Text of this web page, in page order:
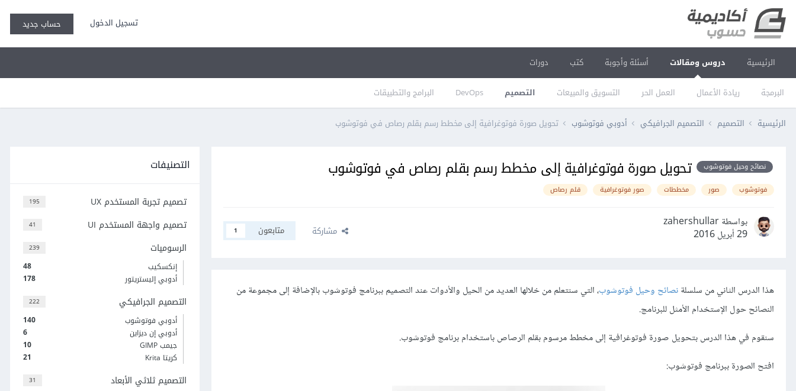
تسجيل الدخول حساب جديد
الرئيسية دروس ومقالات
البرمجة ريادة الأعمال العمل الحر التسويق والمبيعات التصميم DevOps البرامج والتطبيقات
أسئلة وأجوبة كتب دورات
الرئيسية التصميم التصميم الجرافيكي أدوبي فوتوشوب تحويل صورة فوتوغرافية إلى مخطط رسم بقلم رصاص في فوتوشوب
نصائح وحيل فوتوشوب تحويل صورة فوتوغرافية إلى مخطط رسم بقلم رصاص في فوتوشوب
فوتوشوب صور مخططات صور فوتوغرافية قلم رصاص
بواسطة zahershullar
29 أبريل 2016
مشاركة متابعون 1
هذا الدرس الثاني من سلسلةنصائح وحيل فوتوشوب، التي سنتعلم من خلالها العديد من الحيل والأدوات عند التصميم ببرنامج فوتوشوب بالإضافة إلى مجموعة من
النصائح حول الإستخدام الأمثل للبرنامج.
سنقوم في هذا الدرس بتحويل صورة فوتوغرافية إلى مخطط مرسوم بقلم الرصاص باستخدام برنامج فوتوشوب.
افتح الصورة ببرنامج فوتوشوب:
التصنيفات
195 تصميم تجربة المستخدم UX
41 تصميم واجهة المستخدم UI
239 الرسوميات
48
إنكسكيب
178
أدوبي إليستريتور
222 التصميم الجرافيكي
140
أدوبي فوتوشوب
6
أدوبي إن ديزاين
10
جيمب GIMP
21
كريتا Krita
31 التصميم ثلاثي الأبعاد